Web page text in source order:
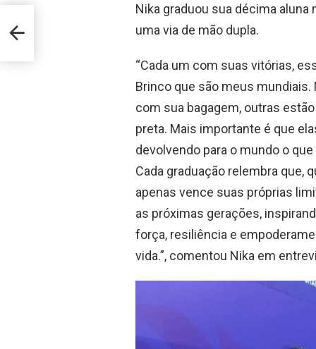
Nika graduou sua décima
uma via de mão dupla.
“Cada um com suas vitórias,
Brinco que são meus
com sua bagagem, outras
preta. Mais importante é que
devolvendo para o mundo o
Cada graduação relembra que,
apenas vence suas próprias
as próximas gerações,
força, resiliência e
vida.”, comentou Nika em